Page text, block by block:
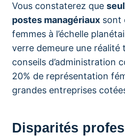
Vous constaterez que
postes managériaux sont
femmes à l’échelle
verre demeure une réalité
conseils d’administration
20% de représentation
grandes entreprises
Disparités